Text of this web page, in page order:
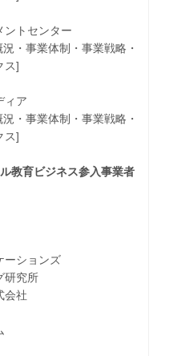
ントセンター
・事業体制・事業戦略・
ス]
ィア
・事業体制・事業戦略・
ス]
教育ビジネス参入事業者
ションズ
究所
社